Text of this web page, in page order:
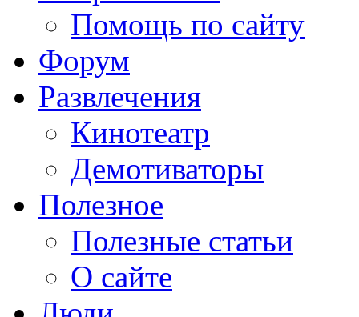
Помощь по сайту
Форум
Развлечения
Кинотеатр
Демотиваторы
Полезное
Полезные статьи
О сайте